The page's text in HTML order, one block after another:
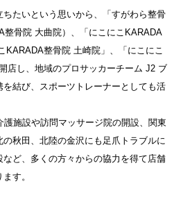
たいという思いから、「すがわら整骨
骨院 大曲院）、
「にこにこKARADA
KARADA整骨院 土崎院」、「にこにこ
店し、地域のプロサッカーチーム J2 ブ
結び、スポーツトレーナーとしても活
護施設や訪問マッサージ院の開設、関東
秋田、北陸の金沢にも足爪トラブルに
ど、多くの方々からの協力を得て店舗
す。